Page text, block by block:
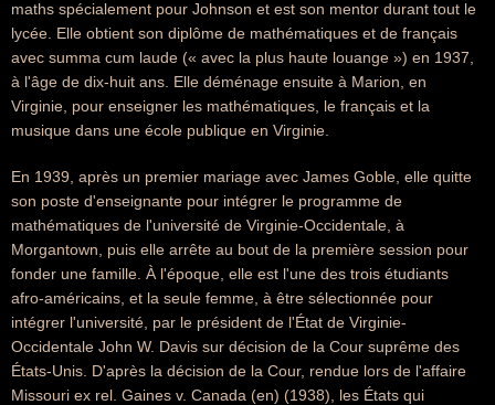
maths spécialement pour Johnson et est son mentor durant tout le
lycée. Elle obtient son diplôme de mathématiques et de français
avec summa cum laude (« avec la plus haute louange ») en 1937,
à l'âge de dix-huit ans. Elle déménage ensuite à Marion, en
Virginie, pour enseigner les mathématiques, le français et la
musique dans une école publique en Virginie.
En 1939, après un premier mariage avec James Goble, elle quitte
son poste d'enseignante pour intégrer le programme de
mathématiques de l'université de Virginie-Occidentale, à
Morgantown, puis elle arrête au bout de la première session pour
fonder une famille. À l'époque, elle est l'une des trois étudiants
afro-américains, et la seule femme, à être sélectionnée pour
intégrer l'université, par le président de l'État de Virginie-
Occidentale John W. Davis sur décision de la Cour suprême des
États-Unis. D'après la décision de la Cour, rendue lors de l'affaire
Missouri ex rel. Gaines v. Canada (en) (1938), les États qui